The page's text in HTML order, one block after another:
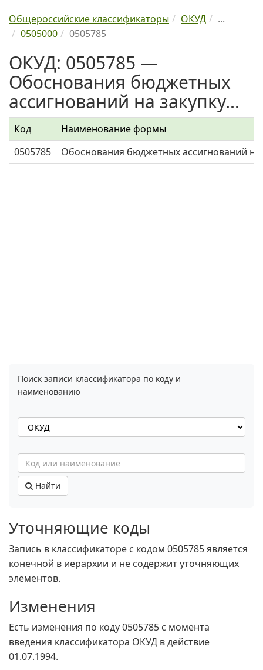
Общероссийские классификаторы ОКУД
...
0505000
0505785
ОКУД: 0505785 —
Обоснования бюджетных
ассигнований на закупку...
Код
Наименование формы
0505785
Обоснования бюджетных ассигнований
Поиск записи классификатора по коду и
наименованию
Найти
Уточняющие коды
Запись в классификаторе с кодом 0505785 является
конечной в иерархии и не содержит уточняющих
элементов.
Изменения
Есть изменения по коду 0505785 c момента
введения классификатора ОКУД в действие
01.07.1994.